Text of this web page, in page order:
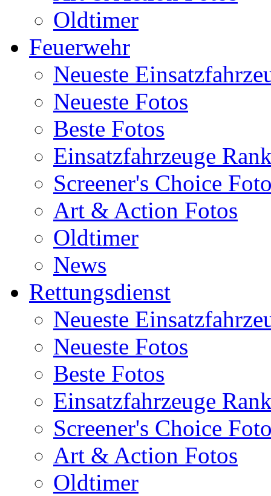
Oldtimer
Feuerwehr
Neueste
Neueste Fotos
Beste Fotos
Einsatzfahrzeuge
Screener's Choice
Art & Action Fotos
Oldtimer
News
Rettungsdienst
Neueste
Neueste Fotos
Beste Fotos
Einsatzfahrzeuge
Screener's Choice
Art & Action Fotos
Oldtimer